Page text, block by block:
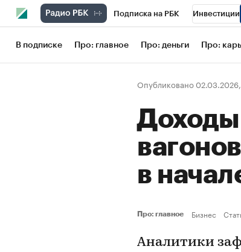
Подписка на РБК Инвестиции
Школа управления РБК РБК
Рынок наличной валюты
В подписке Про: главное Про: деньги Про:
Опубликовано
Доходы
в
Про: главное Бизнес
Аналитики